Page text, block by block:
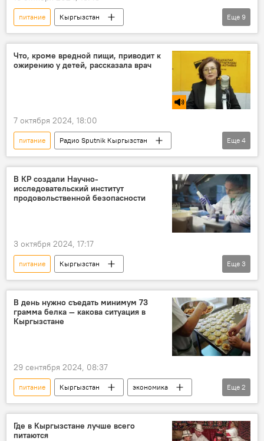
питание
Кыргызстан
Радио Sputnik Кыргызстан
ФАО
продовольствие
еда
право
голод
Еще 9
Что, кроме вредной пищи, приводит к
ожирению у детей, рассказала врач
7 октября 2024, 18:00
питание
Радио Sputnik Кыргызстан
Кыргызстан
ожирение
дети
образ жизни
Еще 4
В КР создали Научно-
исследовательский институт
продовольственной безопасности
3 октября 2024, 17:17
питание
Кыргызстан
продовольственная безопасность
институт
Еще 3
В день нужно съедать минимум 73
грамма белка — какова ситуация в
Кыргызстане
29 сентября 2024, 08:37
питание Кыргызстан
экономика
белки
потребление
Еще 2
Где в Кыргызстане лучше всего
питаются